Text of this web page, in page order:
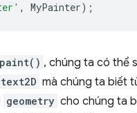
, MyPainter);
paint() , chúng ta có thể
mà chúng ta biết
geometry cho chúng ta